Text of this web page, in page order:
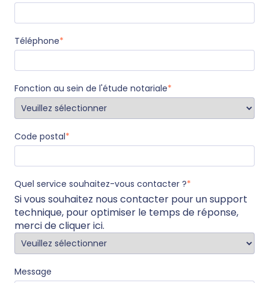
Téléphone*
Fonction au sein de l'étude notariale*
Code postal*
Quel service souhaitez-vous contacter ?*
Si vous souhaitez nous contacter pour un support
technique, pour optimiser le temps de réponse,
merci decliquer ici.
Message